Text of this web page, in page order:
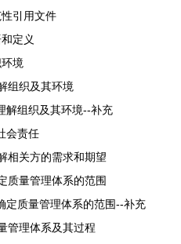
引用文件
定义
境
组织及其环境
解组织及其环境--补充
会责任
相关方的需求和期望
质量管理体系的范围
定质量管理体系的范围--补充
管理体系及其过程